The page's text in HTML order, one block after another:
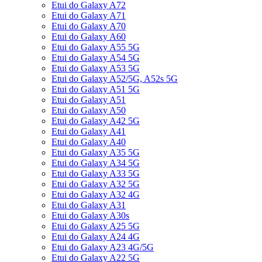
Etui do Galaxy A72
Etui do Galaxy A71
Etui do Galaxy A70
Etui do Galaxy A60
Etui do Galaxy A55 5G
Etui do Galaxy A54 5G
Etui do Galaxy A53 5G
Etui do Galaxy A52/5G, A52s 5G
Etui do Galaxy A51 5G
Etui do Galaxy A51
Etui do Galaxy A50
Etui do Galaxy A42 5G
Etui do Galaxy A41
Etui do Galaxy A40
Etui do Galaxy A35 5G
Etui do Galaxy A34 5G
Etui do Galaxy A33 5G
Etui do Galaxy A32 5G
Etui do Galaxy A32 4G
Etui do Galaxy A31
Etui do Galaxy A30s
Etui do Galaxy A25 5G
Etui do Galaxy A24 4G
Etui do Galaxy A23 4G/5G
Etui do Galaxy A22 5G